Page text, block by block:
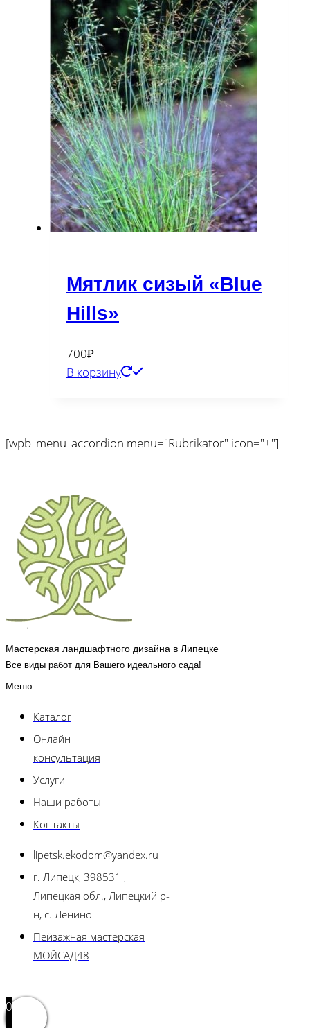
Мятлик сизый «Blue
Hills»
700₽
В корзину
[wpb_menu_accordion menu="Rubrikator" icon="+"]
Мастерская ландшафтного дизайна в Липецке
Все виды работ для Вашего идеального сада!
Меню
Каталог
Онлайн
консультация
Услуги
Наши работы
Контакты
lipetsk.ekodom@yandex.ru
г. Липецк, 398531 ,
Липецкая обл., Липецкий р-
н, с. Ленино
Пейзажная мастерская
МОЙСАД48
0